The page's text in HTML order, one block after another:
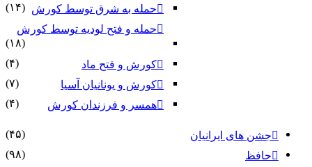
حمله به شرق توسط کورش (۱۴)
حمله و فتح لودیه توسط کورش
(۱۸)
کورش و فتح ماد
(۴)
کورش و یونانیان آسیا
(۷)
همسر و فرزندان کورش
(۴)
جشن های ایرانیان
(۴۵)
حافظ
(۹۸)